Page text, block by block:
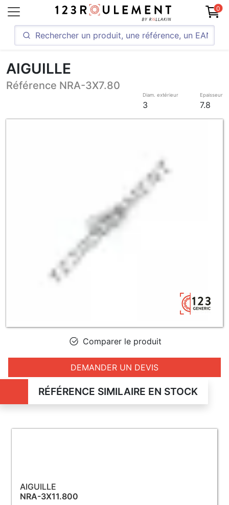
0
AIGUILLE
Référence NRA-3X7.80
Diam. extérieur
3
Epaisseur
7.8
Comparer le produit
DEMANDER UN DEVIS
RÉFÉRENCE SIMILAIRE EN STOCK
AIGUILLE
NRA-3X11.800